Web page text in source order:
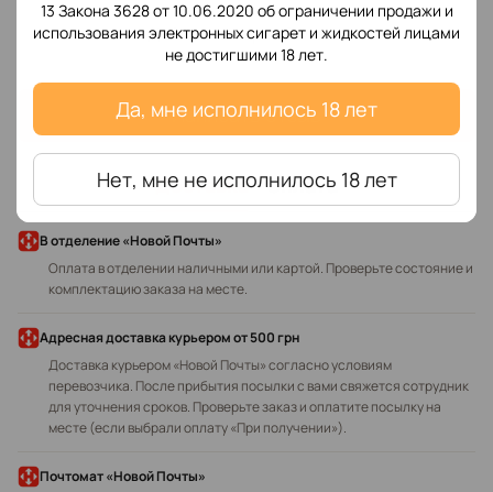
13 Закона 3628 от 10.06.2020 об ограничении продажи и
использования электронных сигарет и жидкостей лицами
не достигшими 18 лет.
Да, мне исполнилось 18 лет
Нет, мне не исполнилось 18 лет
Добавьте первый отзыв
Написать отзыв
Доставка Оплата
В отделение «Новой Почты»
Оплата в отделении наличными или картой. Проверьте состояние и
комплектацию заказа на месте.
Адресная доставка курьеромот 500 грн
Доставка курьером «Новой Почты» согласно условиям
перевозчика. После прибытия посылки с вами свяжется сотрудник
для уточнения сроков. Проверьте заказ и оплатите посылку на
месте (если выбрали оплату «При получении»).
Почтомат «Новой Почты»